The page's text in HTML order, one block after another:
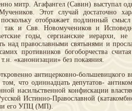
митр. Агафангел (Савин) выступал
Этот случай достаточно
отображает подлинный
так и Свв. Новомучеников и
годы, сергианские иерархи, не
над православными святынями и
противников богоборчества считая
«канонизации» без покаяния.
антицерковно-большевицкого
том, что одиннадцать депутатов-
насильственной конфискации
Истинно-Православной
его УПЦ (МП).